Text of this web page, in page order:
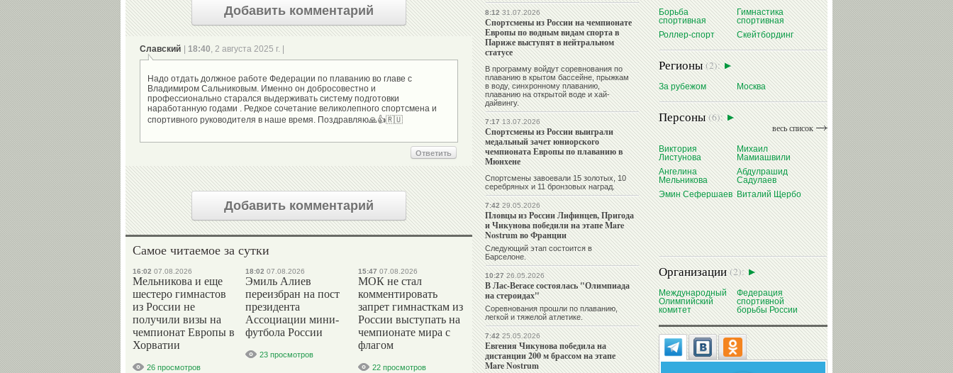
Добавить комментарий
Славский 18:40, 2 августа 2025 г. |
Надо отдать должное работе Федерации по плаванию во главе с
Владимиром Сальниковым. Именно он добросовестно и
профессионально старался выдерживать систему подготовки
наработанную годами . Редкое сочетание великолепного спортсмена и
Ответить
Добавить комментарий
Самое читаемое за сутки
16:02 07.08.2026
Мельникова и еще
шестеро гимнастов
из России не
получили визы на
чемпионат Европы в
Хорватии
26 просмотров
18:02 07.08.2026
Эмиль Алиев
переизбран на пост
президента
Ассоциации мини-
футбола России
23 просмотров
15:47 07.08.2026
МОК не стал
комментировать
запрет гимнасткам из
России выступать на
чемпионате мира с
флагом
22 просмотров
8:1231.07.2026
Спортсмены из России на чемпионате
Европы по водным видам спорта в
Париже выступят в нейтральном
статусе
В программу войдут соревнования по
плаванию в крытом бассейне, прыжкам
в воду, синхронному плаванию,
плаванию на открытой воде и хай-
дайвингу.
7:1713.07.2026
Спортсмены из России выиграли
медальный зачет юниорского
чемпионата Европы по плаванию в
Мюнхене
Спортсмены завоевали 15 золотых, 10
серебряных и 11 бронзовых наград.
7:4229.05.2026
Пловцы из России Лифинцев, Пригода
и Чикунова победили на этапе Mare
Nostrum во Франции
Следующий этап состоится в
Барселоне.
10:2726.05.2026
В Лас-Вегасе состоялась "Олимпиада
на стероидах"
Соревнования прошли по плаванию,
легкой и тяжелой атлетике.
7:4225.05.2026
Евгения Чикунова победила на
дистанции 200 м брассом на этапе
Mare Nostrum
Борьба
спортивная
Гимнастика
спортивная
Роллер-спорт
Скейтбординг
Регионы(2):
За рубежом Москва
Персоны(6):
весь список
Виктория
Листунова
Михаил
Мамиашвили
Ангелина
Мельникова
Абдулрашид
Садулаев
Эмин Сефершаев Виталий Щербо
Организации(2):
Международный
Олимпийский
комитет
Федерация
спортивной
борьбы России